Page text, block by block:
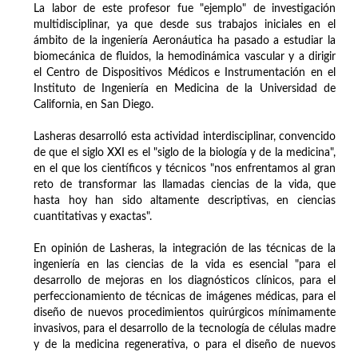
La labor de este profesor fue "ejemplo" de investigación
multidisciplinar, ya que desde sus trabajos iniciales en el
ámbito de la ingeniería Aeronáutica ha pasado a estudiar la
biomecánica de fluidos, la hemodinámica vascular y a dirigir
el Centro de Dispositivos Médicos e Instrumentación en el
Instituto de Ingeniería en Medicina de la Universidad de
California, en San Diego.
Lasheras desarrolló esta actividad interdisciplinar, convencido
de que el siglo XXI es el "siglo de la biología y de la medicina",
en el que los científicos y técnicos "nos enfrentamos al gran
reto de transformar las llamadas ciencias de la vida, que
hasta hoy han sido altamente descriptivas, en ciencias
cuantitativas y exactas".
En opinión de Lasheras, la integración de las técnicas de la
ingeniería en las ciencias de la vida es esencial "para el
desarrollo de mejoras en los diagnósticos clínicos, para el
perfeccionamiento de técnicas de imágenes médicas, para el
diseño de nuevos procedimientos quirúrgicos mínimamente
invasivos, para el desarrollo de la tecnología de células madre
y de la medicina regenerativa, o para el diseño de nuevos